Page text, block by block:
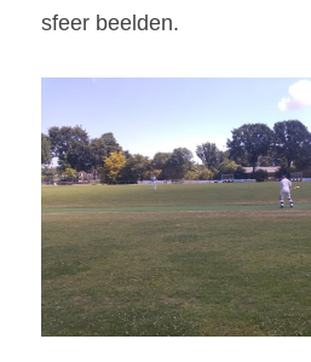
sfeer beelden.